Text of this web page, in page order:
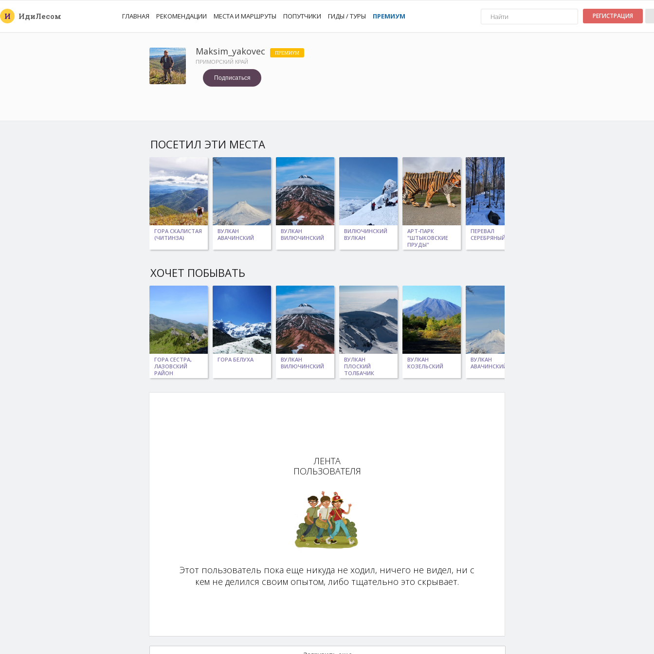
И ИдиЛесом ГЛАВНАЯ РЕКОМЕНДАЦИИ МЕСТА И МАРШРУТЫ ПОПУТЧИКИ ГИДЫ / ТУРЫ ПРЕМИУМ РЕГИСТРАЦИЯ
Maksim_yakovec ПРЕМИУМ
ПРИМОРСКИЙ КРАЙ
Подписаться
ПОСЕТИЛ ЭТИ МЕСТА
ГОРА СКАЛИСТАЯ
(ЧИТИНЗА)
ВУЛКАН
АВАЧИНСКИЙ
ВУЛКАН
ВИЛЮЧИНСКИЙ
ВИЛЮЧИНСКИЙ
ВУЛКАН
АРТ-ПАРК
"ШТЫКОВСКИЕ
ПРУДЫ"
ПЕРЕВАЛ
СЕРЕБРЯНЫЙ
ХОЧЕТ ПОБЫВАТЬ
ГОРА СЕСТРА,
ЛАЗОВСКИЙ
РАЙОН
ГОРА БЕЛУХА
ВУЛКАН
ВИЛЮЧИНСКИЙ
ВУЛКАН
ПЛОСКИЙ
ТОЛБАЧИК
ВУЛКАН
КОЗЕЛЬСКИЙ
ВУЛКАН
АВАЧИНСКИЙ
ЛЕНТА
ПОЛЬЗОВАТЕЛЯ
Этот пользователь пока еще никуда не ходил, ничего не видел, ни с
кем не делился своим опытом, либо тщательно это скрывает.